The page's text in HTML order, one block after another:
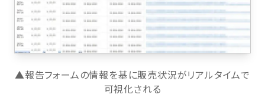
▲報告フォームの情報を基に販売状況がリアルタイムで
可視化される